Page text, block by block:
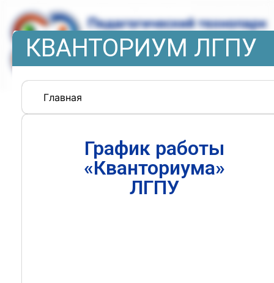
КВАНТОРИУМ ЛГПУ
Главная
График работы
«Кванториума»
ЛГПУ